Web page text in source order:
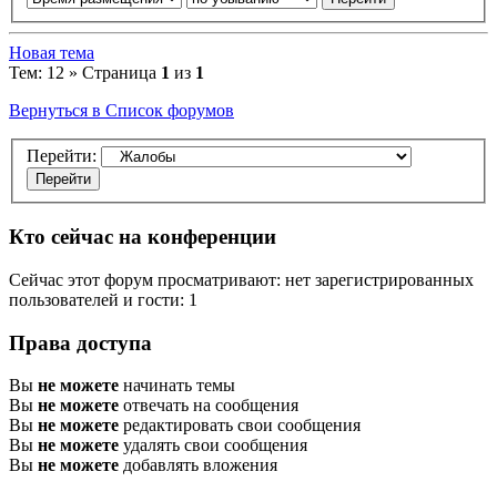
Новая тема
Тем: 12 » Страница 1 из 1
Вернуться в Список форумов
Перейти:
Кто сейчас на конференции
Сейчас этот форум просматривают: нет зарегистрированных
пользователей и гости: 1
Права доступа
Вы не можете начинать темы
Вы не можете отвечать на сообщения
Вы не можете редактировать свои сообщения
Вы не можете удалять свои сообщения
Вы не можете добавлять вложения